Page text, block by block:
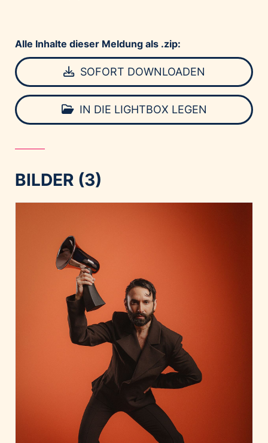
Alle Inhalte dieser Meldung als .zip:
SOFORT DOWNLOADEN
IN DIE LIGHTBOX LEGEN
BILDER (3)